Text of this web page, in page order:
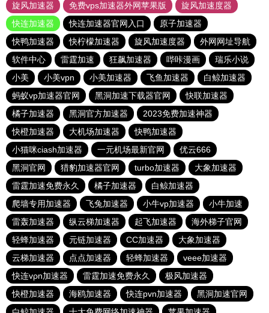
旋风加速器
免费vps加速器外网苹果版
旋风加速度器
快连加速器
快连加速器官网入口
原子加速器
快鸭加速器
快柠檬加速器 旋风加速度器
外网网址导航
软件中心
雷霆加速 狂飙加速器 哔咔漫画
瑞乐小说
小美
小美vpn 小美加速器 飞鱼加速器
白鲸加速器
蚂蚁vp加速器官网
黑洞加速下载器官网
快联加速器
橘子加速器
黑洞官方加速器
2023免费加速神器
快橙加速器
大机场加速器
快鸭加速器
小猫咪ciash加速器
一元机场最新官网
优云666
黑洞官网
猎豹加速器官网 turbo加速器
大象加速器
雷霆加速免费永久
橘子加速器
白鲸加速器
爬墙专用加速器
飞兔加速器 小牛vp加速器
小牛加速
雷轰加速器
纵云梯加速器 起飞加速器
海外梯子官网
轻蜂加速器
元链加速器 CC加速器
大象加速器
云梯加速器
点点加速器 轻蜂加速器
veee加速器
快连vρn加速器
雷霆加速免费永久
极风加速器
快橙加速器
海鸥加速器 快连pvn加速器
黑洞加速官网